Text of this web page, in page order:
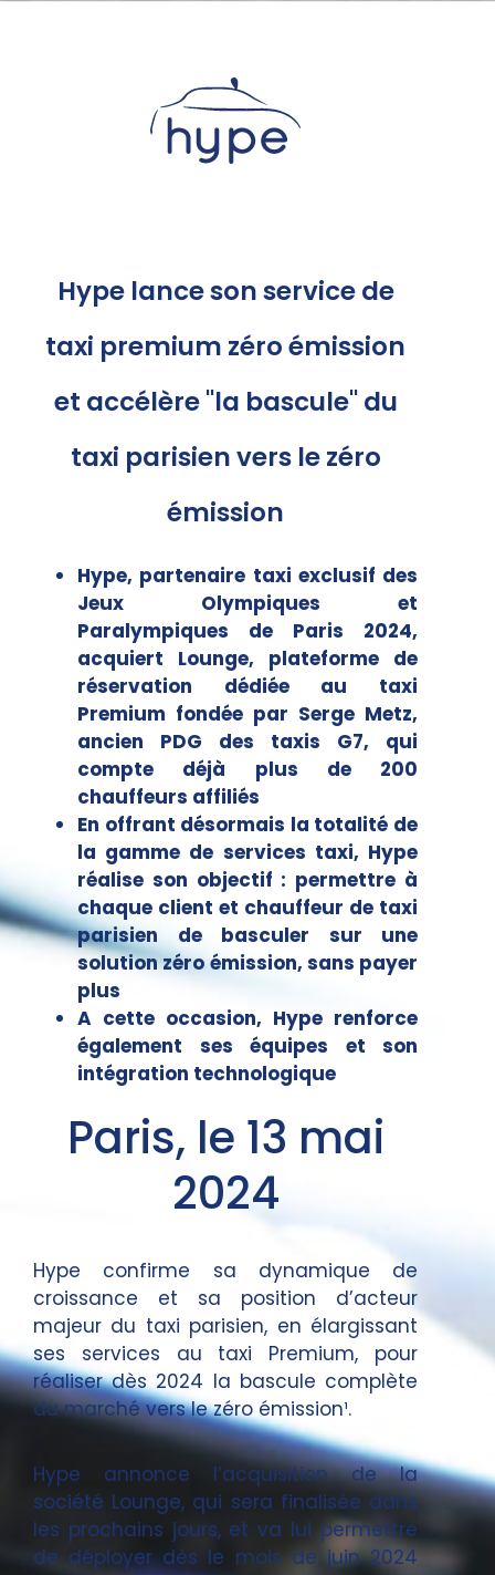
Hype lance son service de
taxi premium zéro émission
et accélère "la bascule" du
taxi parisien vers le zéro
émission
Hype, partenaire taxi exclusif des
Jeux Olympiques et
Paralympiques de Paris 2024,
acquiert Lounge, plateforme de
réservation dédiée au taxi
Premium fondée par Serge Metz,
ancien PDG des taxis G7, qui
compte déjà plus de 200
chauffeurs affiliés
En offrant désormais la totalité de
la gamme de services taxi, Hype
réalise son objectif : permettre à
chaque client et chauffeur de taxi
parisien de basculer sur une
solution zéro émission, sans payer
plus
A cette occasion, Hype renforce
également ses équipes et son
intégration technologique
Paris, le 13 mai
2024
Hype confirme sa dynamique de
croissance et sa position d’acteur
majeur du taxi parisien, en élargissant
ses services au taxi Premium, pour
réaliser dès 2024 la bascule complète
du marché vers le zéro émission¹.
Hype annonce l’acquisition de la
société Lounge, qui sera finalisée dans
les prochains jours, et va lui permettre
de déployer dès le mois de juin 2024